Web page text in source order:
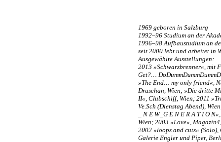
1969 geboren in Salzburg
1992–96 Studium an der
1996–98 Aufbaustudium an
seit 2000 lebt und arbeitet in
Ausgewählte Ausstellungen:
2013 »Schwarzbrenner«, mit
Get?…
»The End… my only friend«,
Draschan, Wien; »Die dritte
II«, Clubschiff, Wien; 2011
Ve.Sch (Dienstag Abend),
_ N E W_G E N E R A T I O
Wien; 2003 »Love«,
2002 »loops and cuts«
Galerie Engler und Piper,